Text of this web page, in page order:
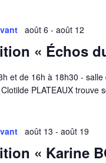
« Échos
août 6 - août 12
et de 16h à 18h30 -
Clotilde PLATEAUX
« Karine
août 13 - août 19